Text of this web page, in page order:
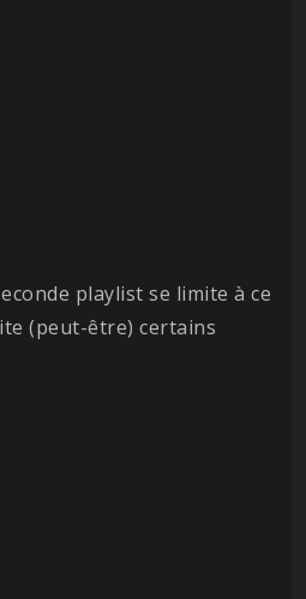
playlist se limite à ce
(peut-être) certains